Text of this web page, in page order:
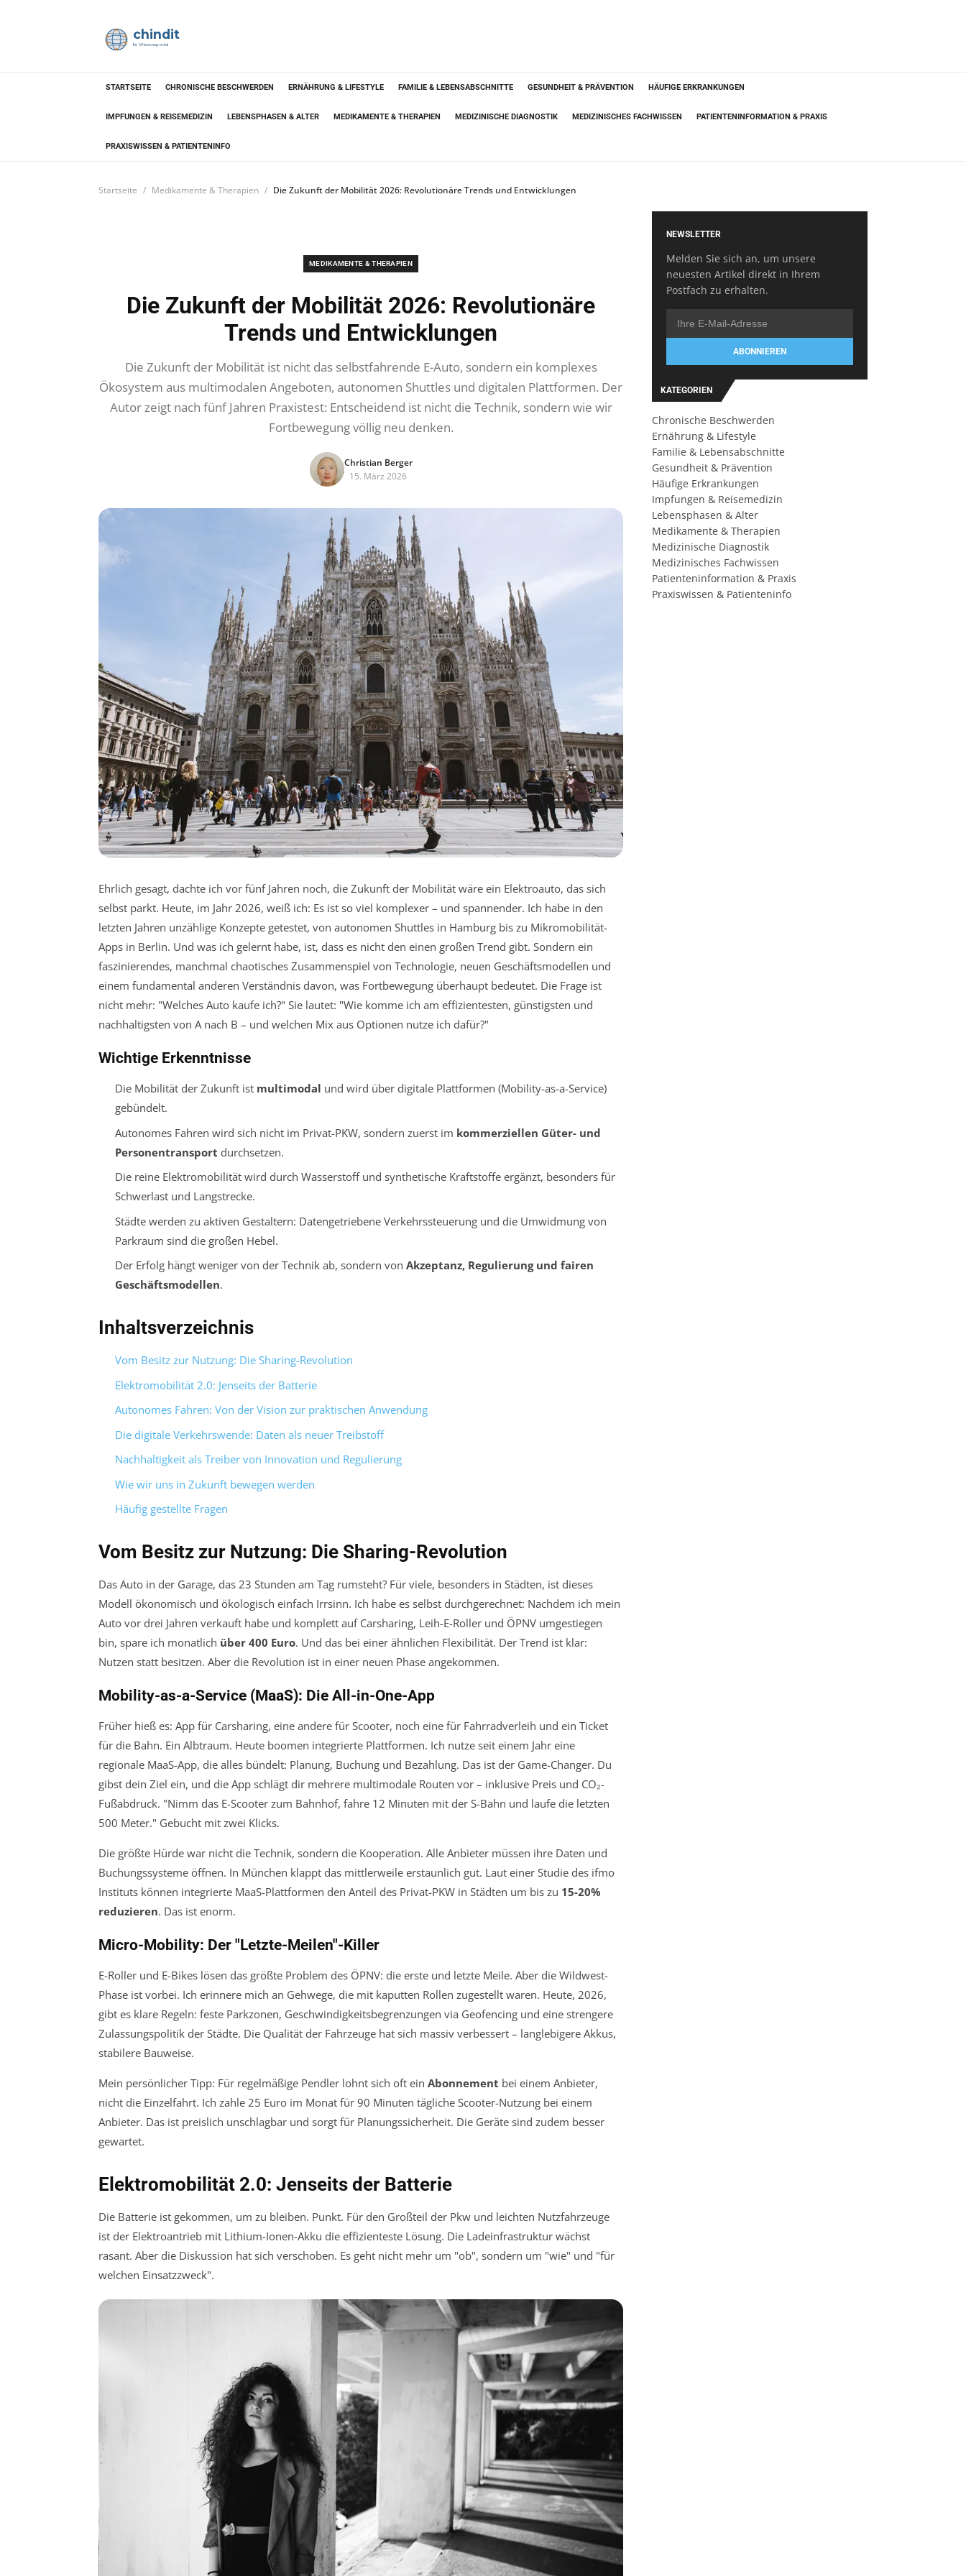
chindit
Ihr Wissensportal
STARTSEITE CHRONISCHE BESCHWERDEN ERNÄHRUNG & LIFESTYLE FAMILIE & LEBENSABSCHNITTE GESUNDHEIT & PRÄVENTION HÄUFIGE ERKRANKUNGEN
IMPFUNGEN & REISEMEDIZIN LEBENSPHASEN & ALTER MEDIKAMENTE & THERAPIEN MEDIZINISCHE DIAGNOSTIK MEDIZINISCHES FACHWISSEN PATIENTENINFORMATION & PRAXIS
PRAXISWISSEN & PATIENTENINFO
Startseite Medikamente & Therapien Die Zukunft der Mobilität 2026: Revolutionäre Trends und Entwicklungen
MEDIKAMENTE & THERAPIEN
Die Zukunft der Mobilität 2026: Revolutionäre
Trends und Entwicklungen
Die Zukunft der Mobilität ist nicht das selbstfahrende E-Auto, sondern ein komplexes
Ökosystem aus multimodalen Angeboten, autonomen Shuttles und digitalen Plattformen. Der
Autor zeigt nach fünf Jahren Praxistest: Entscheidend ist nicht die Technik, sondern wie wir
Fortbewegung völlig neu denken.
Christian Berger
15. März 2026
Ehrlich gesagt, dachte ich vor fünf Jahren noch, die Zukunft der Mobilität wäre ein Elektroauto, das sich
selbst parkt. Heute, im Jahr 2026, weiß ich: Es ist so viel komplexer – und spannender. Ich habe in den
letzten Jahren unzählige Konzepte getestet, von autonomen Shuttles in Hamburg bis zu Mikromobilität-
Apps in Berlin. Und was ich gelernt habe, ist, dass es nicht den einen großen Trend gibt. Sondern ein
faszinierendes, manchmal chaotisches Zusammenspiel von Technologie, neuen Geschäftsmodellen und
einem fundamental anderen Verständnis davon, was Fortbewegung überhaupt bedeutet. Die Frage ist
nicht mehr: "Welches Auto kaufe ich?" Sie lautet: "Wie komme ich am effizientesten, günstigsten und
nachhaltigsten von A nach B – und welchen Mix aus Optionen nutze ich dafür?"
Wichtige Erkenntnisse
Die Mobilität der Zukunft ist multimodal und wird über digitale Plattformen (Mobility-as-a-Service)
gebündelt.
Autonomes Fahren wird sich nicht im Privat-PKW, sondern zuerst im kommerziellen Güter- und
Personentransport durchsetzen.
Die reine Elektromobilität wird durch Wasserstoff und synthetische Kraftstoffe ergänzt, besonders für
Schwerlast und Langstrecke.
Städte werden zu aktiven Gestaltern: Datengetriebene Verkehrssteuerung und die Umwidmung von
Parkraum sind die großen Hebel.
Der Erfolg hängt weniger von der Technik ab, sondern von Akzeptanz, Regulierung und fairen
Geschäftsmodellen.
Inhaltsverzeichnis
Vom Besitz zur Nutzung: Die Sharing-Revolution
Elektromobilität 2.0: Jenseits der Batterie
Autonomes Fahren: Von der Vision zur praktischen Anwendung
Die digitale Verkehrswende: Daten als neuer Treibstoff
Nachhaltigkeit als Treiber von Innovation und Regulierung
Wie wir uns in Zukunft bewegen werden
Häufig gestellte Fragen
Vom Besitz zur Nutzung: Die Sharing-Revolution
Das Auto in der Garage, das 23 Stunden am Tag rumsteht? Für viele, besonders in Städten, ist dieses
Modell ökonomisch und ökologisch einfach Irrsinn. Ich habe es selbst durchgerechnet: Nachdem ich mein
Auto vor drei Jahren verkauft habe und komplett auf Carsharing, Leih-E-Roller und ÖPNV umgestiegen
bin, spare ich monatlich über 400 Euro. Und das bei einer ähnlichen Flexibilität. Der Trend ist klar:
Nutzen statt besitzen. Aber die Revolution ist in einer neuen Phase angekommen.
Mobility-as-a-Service (MaaS): Die All-in-One-App
Früher hieß es: App für Carsharing, eine andere für Scooter, noch eine für Fahrradverleih und ein Ticket
für die Bahn. Ein Albtraum. Heute boomen integrierte Plattformen. Ich nutze seit einem Jahr eine
regionale MaaS-App, die alles bündelt: Planung, Buchung und Bezahlung. Das ist der Game-Changer. Du
gibst dein Ziel ein, und die App schlägt dir mehrere multimodale Routen vor – inklusive Preis und CO₂-
Fußabdruck. "Nimm das E-Scooter zum Bahnhof, fahre 12 Minuten mit der S-Bahn und laufe die letzten
500 Meter." Gebucht mit zwei Klicks.
Die größte Hürde war nicht die Technik, sondern die Kooperation. Alle Anbieter müssen ihre Daten und
Buchungssysteme öffnen. In München klappt das mittlerweile erstaunlich gut. Laut einer Studie des ifmo
Instituts können integrierte MaaS-Plattformen den Anteil des Privat-PKW in Städten um bis zu 15-20%
reduzieren. Das ist enorm.
Micro-Mobility: Der "Letzte-Meilen"-Killer
E-Roller und E-Bikes lösen das größte Problem des ÖPNV: die erste und letzte Meile. Aber die Wildwest-
Phase ist vorbei. Ich erinnere mich an Gehwege, die mit kaputten Rollen zugestellt waren. Heute, 2026,
gibt es klare Regeln: feste Parkzonen, Geschwindigkeitsbegrenzungen via Geofencing und eine strengere
Zulassungspolitik der Städte. Die Qualität der Fahrzeuge hat sich massiv verbessert – langlebigere Akkus,
stabilere Bauweise.
Mein persönlicher Tipp: Für regelmäßige Pendler lohnt sich oft ein Abonnement bei einem Anbieter,
nicht die Einzelfahrt. Ich zahle 25 Euro im Monat für 90 Minuten tägliche Scooter-Nutzung bei einem
Anbieter. Das ist preislich unschlagbar und sorgt für Planungssicherheit. Die Geräte sind zudem besser
gewartet.
Elektromobilität 2.0: Jenseits der Batterie
Die Batterie ist gekommen, um zu bleiben. Punkt. Für den Großteil der Pkw und leichten Nutzfahrzeuge
ist der Elektroantrieb mit Lithium-Ionen-Akku die effizienteste Lösung. Die Ladeinfrastruktur wächst
rasant. Aber die Diskussion hat sich verschoben. Es geht nicht mehr um "ob", sondern um "wie" und "für
welchen Einsatzzweck".
NEWSLETTER
Melden Sie sich an, um unsere
neuesten Artikel direkt in Ihrem
Postfach zu erhalten.
ABONNIEREN
KATEGORIEN
Chronische Beschwerden
Ernährung & Lifestyle
Familie & Lebensabschnitte
Gesundheit & Prävention
Häufige Erkrankungen
Impfungen & Reisemedizin
Lebensphasen & Alter
Medikamente & Therapien
Medizinische Diagnostik
Medizinisches Fachwissen
Patienteninformation & Praxis
Praxiswissen & Patienteninfo